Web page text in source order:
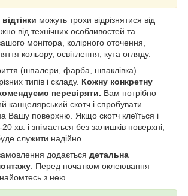
можуть трохи відрізнятися від
від технічних особливостей та
монітора, колірного оточення,
кольору, освітлення, кута огляду.
(шпалери, фарба, шпаклівка)
типів і складу. Кожну конкретну
перевіряти. Вам потрібно
канцелярський скотч і спробувати
Вашу поверхню. Якщо скотч клеїться і
хв. і знімається без залишків поверхні,
служити надійно.
додається детальна
. Перед початком оклеювання
з нею.